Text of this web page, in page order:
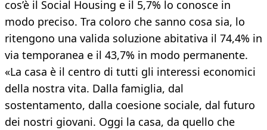
cos’è il Social Housing e il 5,7% lo conosce in
modo preciso. Tra coloro che sanno cosa sia, lo
ritengono una valida soluzione abitativa il 74,4% in
via temporanea e il 43,7% in modo permanente.
«La casa è il centro di tutti gli interessi economici
della nostra vita. Dalla famiglia, dal
sostentamento, dalla coesione sociale, dal futuro
dei nostri giovani. Oggi la casa, da quello che